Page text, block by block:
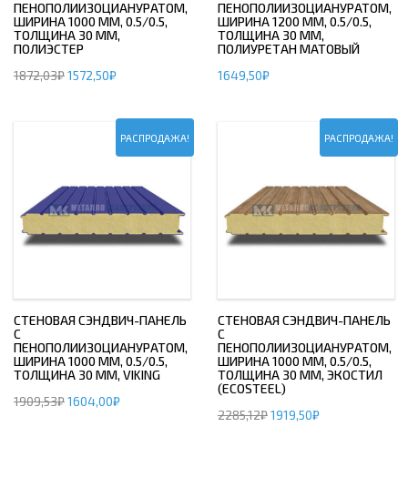
ПЕНОПОЛИИЗОЦИАНУРАТОМ,
ШИРИНА 1000 ММ, 0.5/0.5,
ТОЛЩИНА 30 ММ,
ПОЛИЭСТЕР
1872,03₽1572,50₽
ПЕНОПОЛИИЗОЦИАНУРАТОМ,
ШИРИНА 1200 ММ, 0.5/0.5,
ТОЛЩИНА 30 ММ,
ПОЛИУРЕТАН МАТОВЫЙ
1649,50₽
РАСПРОДАЖА!
СТЕНОВАЯ СЭНДВИЧ-ПАНЕЛЬ
С
ПЕНОПОЛИИЗОЦИАНУРАТОМ,
ШИРИНА 1000 ММ, 0.5/0.5,
ТОЛЩИНА 30 ММ, VIKING
1909,53₽1604,00₽
РАСПРОДАЖА!
СТЕНОВАЯ СЭНДВИЧ-ПАНЕЛЬ
С
ПЕНОПОЛИИЗОЦИАНУРАТОМ,
ШИРИНА 1000 ММ, 0.5/0.5,
ТОЛЩИНА 30 ММ, ЭКОСТИЛ
(ECOSTEEL)
2285,12₽1919,50₽